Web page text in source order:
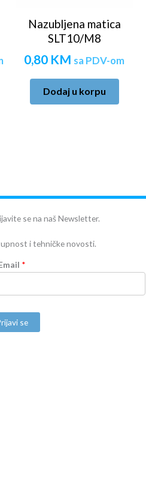
Nazubljena matica
SLT10/M8
0,80 KM sa PDV-om
Dodaj u korpu
se na naš Newsletter.
i tehničke novosti.
*
se